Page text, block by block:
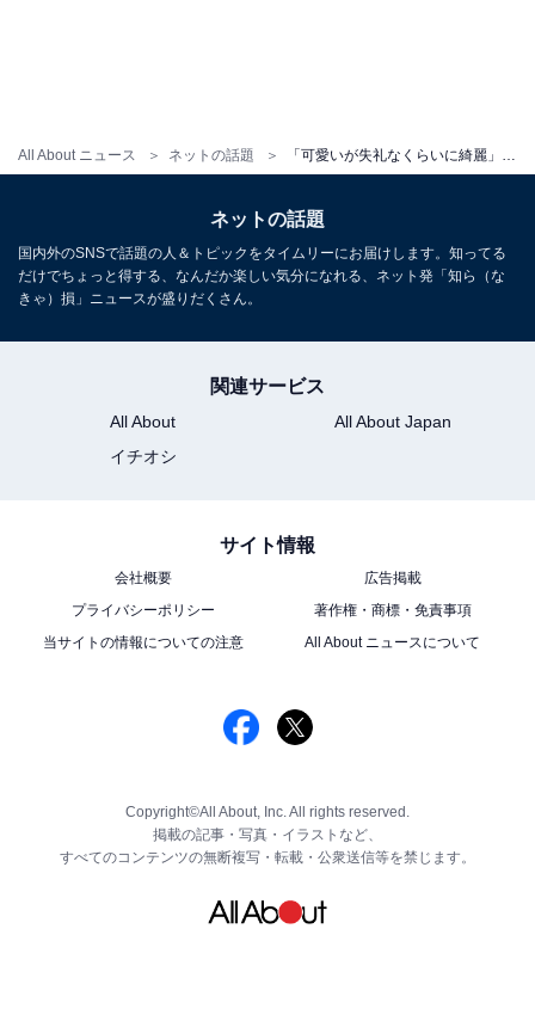
All About ニュース ネットの話題
ネットの話題
国内外のSNSで話題の人＆トピックをタイムリーにお届けします。知ってる
だけでちょっと得する、なんだか楽しい気分になれる、ネット発「知ら（な
きゃ）損」ニュースが盛りだくさん。
関連サービス
All About
All About Japan
イチオシ
サイト情報
会社概要
広告掲載
プライバシーポリシー
著作権・商標・免責事項
当サイトの情報についての注意
All About ニュースについて
Copyright©All About, Inc. All rights reserved.
掲載の記事・写真・イラストなど、
すべてのコンテンツの無断複写・転載・公衆送信等を禁じます。